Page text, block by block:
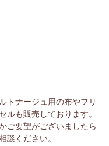
トナージュ用の布やフリ
ルも販売しております。
ご要望がございましたら
談ください。